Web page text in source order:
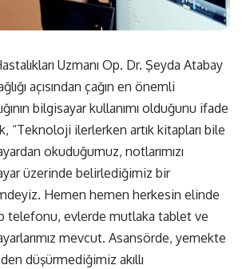
Uzmanı Op. Dr. Şeyda Atabay
açısından çağın en önemli
bilgisayar kullanımı olduğunu ifade
“Teknoloji ilerlerken artık kitapları bile
okuduğumuz, notlarımızı
üzerinde belirlediğimiz bir
Hemen hemen herkesin elinde
telefonu, evlerde mutlaka tablet ve
mevcut. Asansörde, yemekte
düşürmediğimiz akıllı